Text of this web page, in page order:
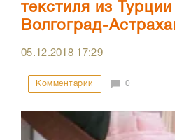
текстиля из
Волгоград-
05.12.2018 17:29
Комментарии 0